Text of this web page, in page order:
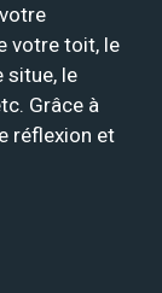
votre toit, le
situe, le
Grâce à
réflexion et